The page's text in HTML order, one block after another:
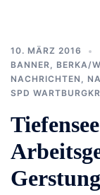
10. MÄRZ 2016
BANNER
BERKA/
NACHRICHTEN
SPD